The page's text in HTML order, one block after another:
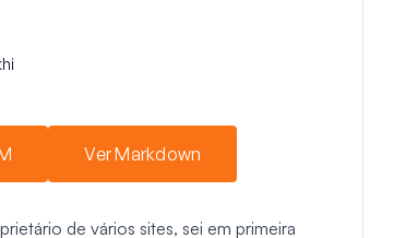
Ver Markdown
de vários sites, sei em primeira